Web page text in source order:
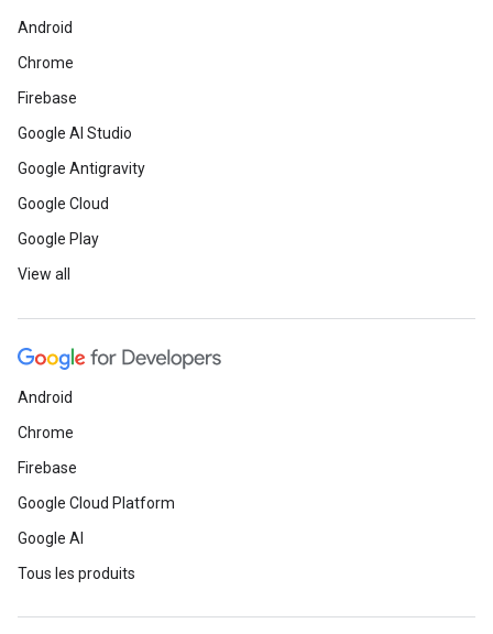
Android
Chrome
Firebase
Google AI Studio
Google Antigravity
Google Cloud
Google Play
View all
Android
Chrome
Firebase
Google Cloud Platform
Google AI
Tous les produits